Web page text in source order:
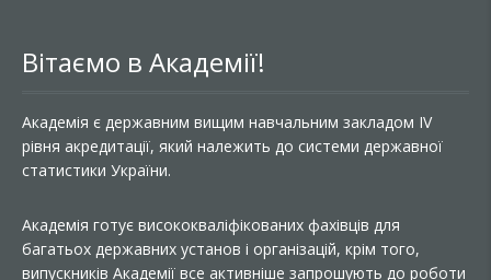
Вітаємо в Академії!
Академія є державним вищим навчальним закладом IV
рівня акредитації, який належить до системи державної
статистики України.
Академія готує висококваліфікованих фахівців для
багатьох державних установ і організацій, крім того,
випускників Академії все активніше запрошують до роботи